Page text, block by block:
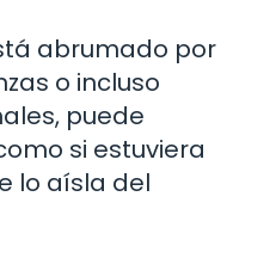
abrumado por
o incluso
puede
si estuviera
lo aísla del